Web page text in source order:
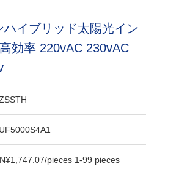
ハイブリッド太陽光イン
効率 220vAC 230vAC
pieces 1-99 pieces